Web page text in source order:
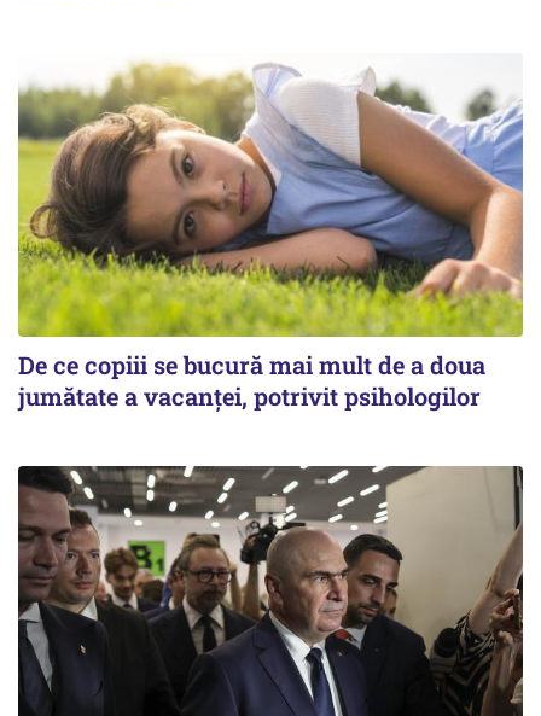
De ce copiii se bucură mai mult de a doua
jumătate a vacanței, potrivit psihologilor